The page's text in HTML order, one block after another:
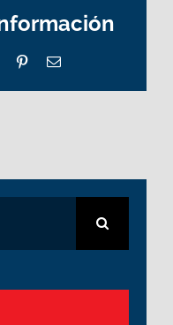
PinterestEmail